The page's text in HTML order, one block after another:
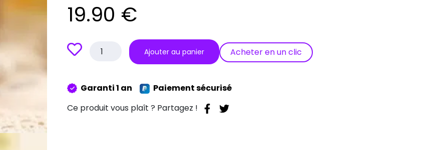
19.90 €
quantité
Ours
Go
Ajouter au panier Acheter en un clic
Garanti 1 an
Paiement sécurisé
Ce produit vous plaît ? Partagez !